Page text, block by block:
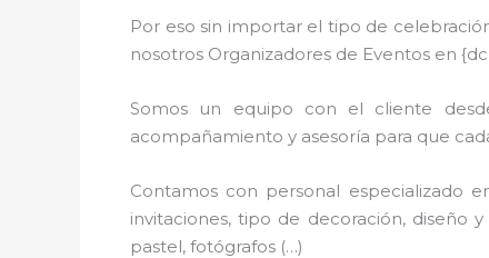
Por eso sin importar el tipo de
nosotros Organizadores de Eventos en
Somos un equipo con el cliente
acompañamiento y asesoría para que
Contamos con personal especializado
invitaciones, tipo de decoración, diseño
pastel, fotógrafos (…)